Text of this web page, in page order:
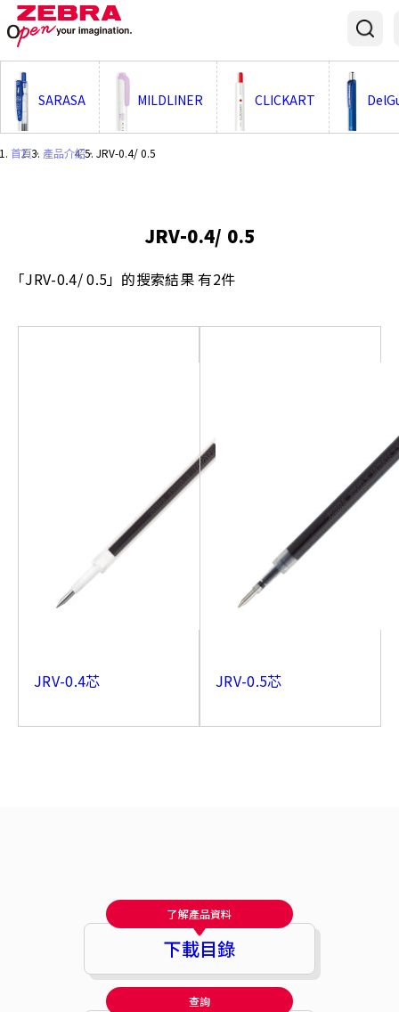
SARASA MILDLINER CLICKART
首頁・ 產品介紹・ JRV-0.4/ 0.5
JRV-0.4/ 0.5
「JRV-0.4/ 0.5」的搜索結果 有2件
JRV-0.4芯 JRV-0.5芯
了解產品資料
下載目錄
查詢